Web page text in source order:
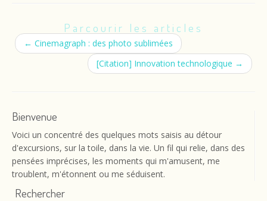
Parcourir les articles
← Cinemagraph : des photo sublimées
[Citation] Innovation technologique →
Bienvenue
Voici un concentré des quelques mots saisis au détour
d'excursions, sur la toile, dans la vie. Un fil qui relie, dans des
pensées imprécises, les moments qui m'amusent, me
troublent, m'étonnent ou me séduisent.
Rechercher